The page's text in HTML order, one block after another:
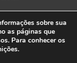
sobre sua
as páginas que
Para conhecer os